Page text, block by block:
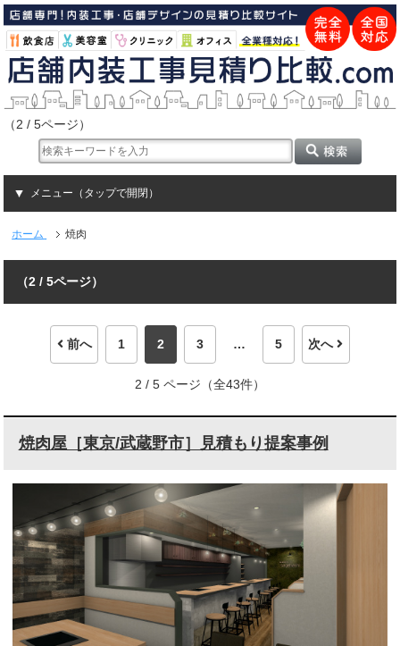
（2 / 5ページ）
メニュー（タップで開閉）
ホーム 焼肉
（2 / 5ページ）
前へ 1 2 3 … 5 次へ
2 / 5 ページ（全43件）
焼肉屋［東京/武蔵野市］見積もり提案事例